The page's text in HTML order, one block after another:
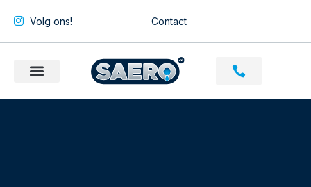
Volg ons! Contact